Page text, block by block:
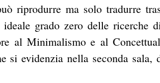
riprodurre ma solo tradurre
grado zero delle ricerche
al Minimalismo e al
si evidenzia nella seconda sala,